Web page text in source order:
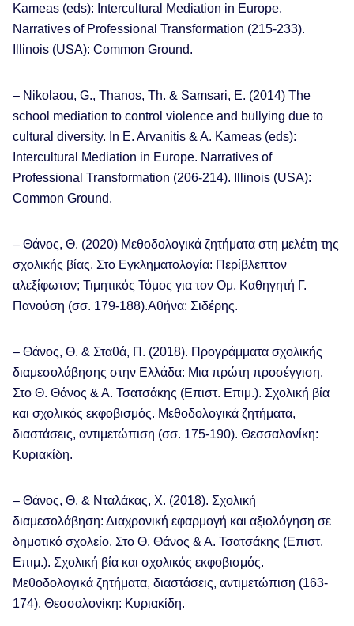
Kameas (eds): Intercultural Mediation in Europe.
Narratives of Professional Transformation (215-233).
Illinois (USA): Common Ground.
– Nikolaou, G., Thanos, Th. & Samsari, E. (2014) The
school mediation to control violence and bullying due to
cultural diversity. In E. Arvanitis & A. Kameas (eds):
Intercultural Mediation in Europe. Narratives of
Professional Transformation (206-214). Illinois (USA):
Common Ground.
– Θάνος, Θ. (2020) Μεθοδολογικά ζητήματα στη μελέτη της
σχολικής βίας. Στο Εγκληματολογία: Περίβλεπτον
αλεξίφωτον; Τιμητικός Τόμος για τον Ομ. Καθηγητή Γ.
Πανούση (σσ. 179-188).Αθήνα: Σιδέρης.
– Θάνος, Θ. & Σταθά, Π. (2018). Προγράμματα σχολικής
διαμεσολάβησης στην Ελλάδα: Μια πρώτη προσέγγιση.
Στο Θ. Θάνος & Α. Τσατσάκης (Επιστ. Επιμ.). Σχολική βία
και σχολικός εκφοβισμός. Μεθοδολογικά ζητήματα,
διαστάσεις, αντιμετώπιση (σσ. 175-190). Θεσσαλονίκη:
Κυριακίδη.
– Θάνος, Θ. & Νταλάκας, Χ. (2018). Σχολική
διαμεσολάβηση: Διαχρονική εφαρμογή και αξιολόγηση σε
δημοτικό σχολείο. Στο Θ. Θάνος & Α. Τσατσάκης (Επιστ.
Επιμ.). Σχολική βία και σχολικός εκφοβισμός.
Μεθοδολογικά ζητήματα, διαστάσεις, αντιμετώπιση (163-
174). Θεσσαλονίκη: Κυριακίδη.